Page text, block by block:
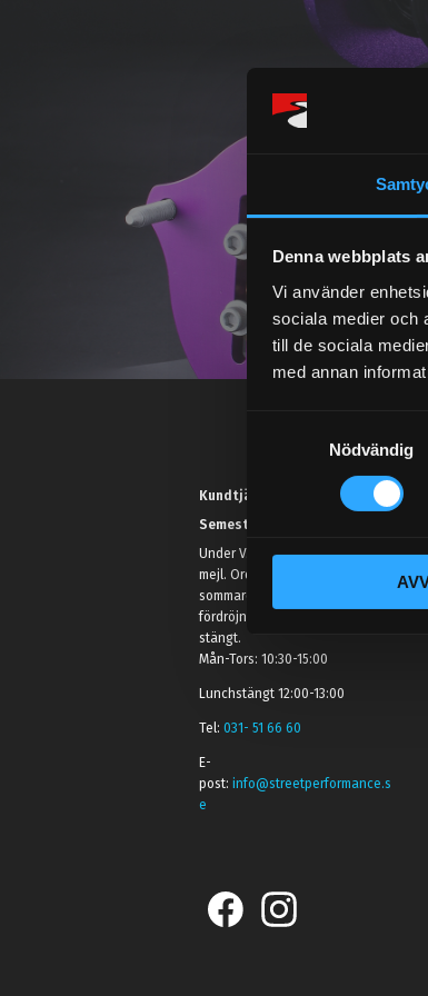
Denna webbplats
Vi använder
sociala medier och
till de sociala
med annan
t
y
c
k
v
a
Nödvändig
Kundtjänst telefon:
Semestertider.
Under V.27 - V.33 nås vi enbart på
mejl. Ordrar skickas under
sommaren men med viss
fördröjning. 2/7 -9/7 är det helt
stängt.
Mån-Tors: 10:30-15:00
Lunchstängt 12:00-13:00
Tel:031- 51 66 60
E-
post:info@streetperformance.s
e